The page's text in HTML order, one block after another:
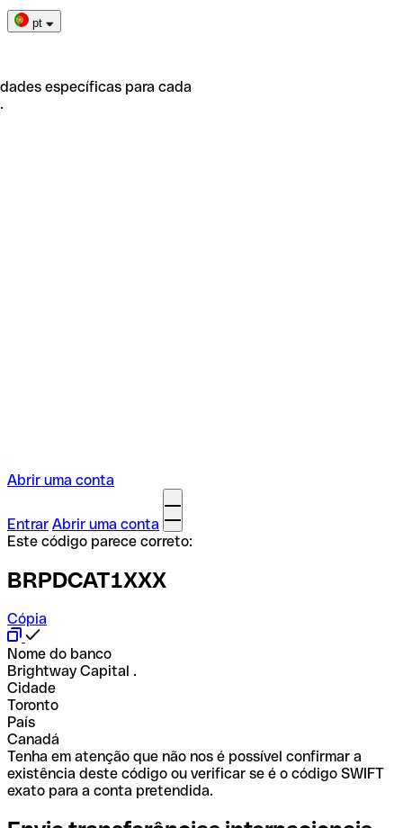
pt
específicas para cada
Abrir uma conta
Entrar Abrir uma conta
Este código parece correto:
BRPDCAT1XXX
Cópia
Nome do banco
Brightway Capital .
Cidade
Toronto
País
Canadá
Tenha em atenção que não nos é possível confirmar a
existência deste código ou verificar se é o código SWIFT
exato para a conta pretendida.